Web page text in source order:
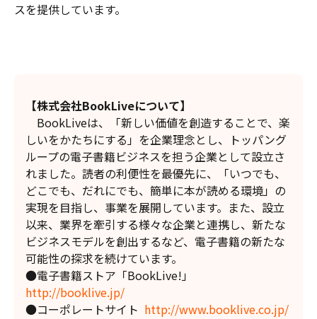
スを提供しています。
【株式会社BookLiveについて】
BookLiveは、「新しい価値を創造することで、楽
しいをかたちにする」を企業理念とし、トッパング
ループの電子書籍ビジネスを担う企業として設立さ
れました。読者の利便性を最優先に、「いつでも、
どこでも、だれにでも、簡単に本が読める環境」の
実現を目指し、事業を展開しています。また、設立
以来、業界を牽引する様々な企業と連携し、新たな
ビジネスモデルを創出するなど、電子書籍の新たな
可能性の探求を続けています。
●電子書籍ストア「BookLive!」
http://booklive.jp/
●コーポレートサイト http://www.booklive.co.jp/